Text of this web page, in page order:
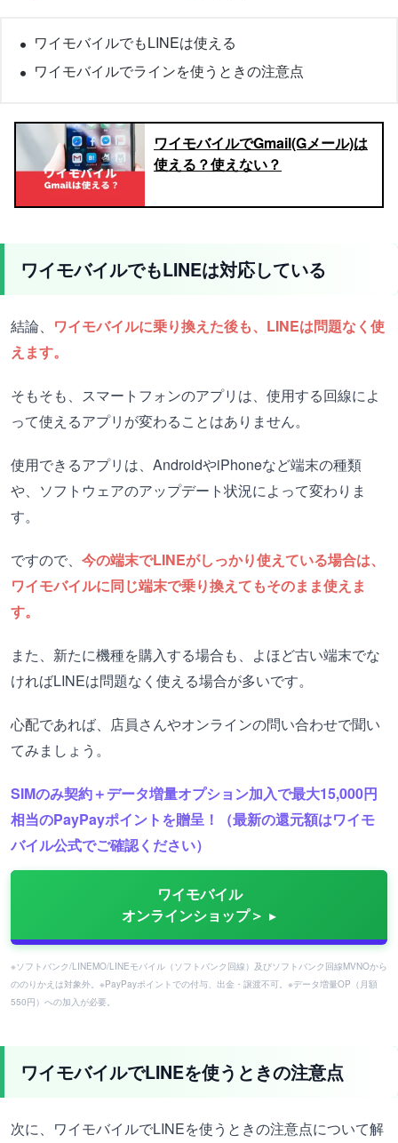
ワイモバイルでもLINEは使える
ワイモバイルでラインを使うときの注意点
ワイモバイルでGmail(Gメール)は
使える？使えない？
ワイモバイルでもLINEは対応している
結論、 ワイモバイルに乗り換えた後も、LINEは問題なく使
えます。
そもそも、スマートフォンのアプリは、使用する回線によ
って使えるアプリが変わることはありません。
使用できるアプリは、AndroidやiPhoneなど端末の種類
や、ソフトウェアのアップデート状況によって変わりま
す。
ですので、 今の端末でLINEがしっかり使えている場合は、
ワイモバイルに同じ端末で乗り換えてもそのまま使えま
す。
また、新たに機種を購入する場合も、よほど古い端末でな
ければLINEは問題なく使える場合が多いです。
心配であれば、店員さんやオンラインの問い合わせで聞い
てみましょう。
SIMのみ契約＋データ増量オプション加入で最大15,000円
相当のPayPayポイントを贈呈！（最新の還元額はワイモ
バイル公式でご確認ください）
ワイモバイル
オンラインショップ＞
※ソフトバンク/LINEMO/LINEモバイル（ソフトバンク回線）及びソフトバンク回線MVNOから
ののりかえは対象外。※PayPayポイントでの付与、出金・譲渡不可。※データ増量OP（月額
550円）への加入が必要。
ワイモバイルでLINEを使うときの注意点
次に、ワイモバイルでLINEを使うときの注意点について解